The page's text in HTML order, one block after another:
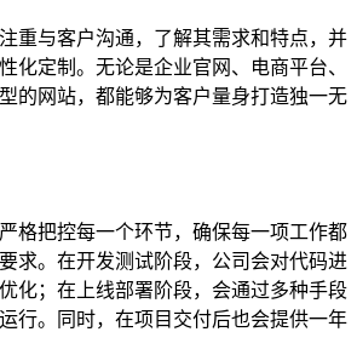
重与客户沟通，了解其需求和特点，并
化定制。无论是企业官网、电商平台、
的网站，都能够为客户量身打造独一无
格把控每一个环节，确保每一项工作都
求。在开发测试阶段，公司会对代码进
化；在上线部署阶段，会通过多种手段
行。同时，在项目交付后也会提供一年